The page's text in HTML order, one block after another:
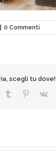
0 Commenti
scegli tu dove!
Tumblr Pinterest
Vk